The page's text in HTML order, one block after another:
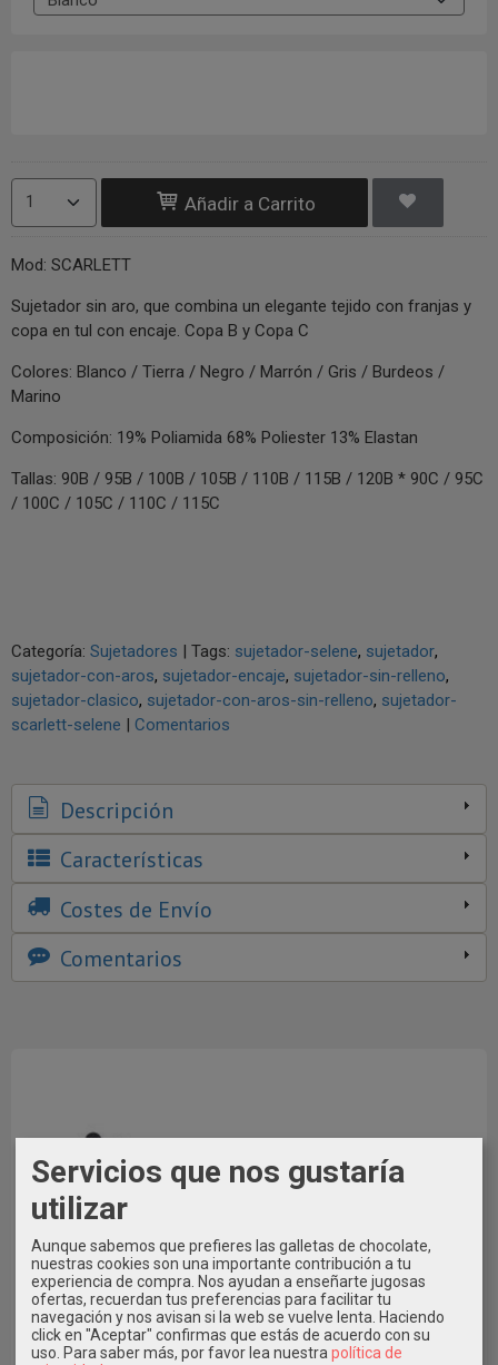
También puedes pagar con Bizum al Tfno. 609546971
indicando en Concepto el Nº de Pedido * Elige la Opción de
Añadir a Carrito
Mod: SCARLETT
Sujetador sin aro, que combina un elegante tejido con franjas y
copa en tul con encaje. Copa B y Copa C
Colores: Blanco / Tierra / Negro / Marrón / Gris / Burdeos /
Marino
Composición: 19% Poliamida 68% Poliester 13% Elastan
Tallas: 90B / 95B / 100B / 105B / 110B / 115B / 120B * 90C / 95C
/ 100C / 105C / 110C / 115C
Categoría: Sujetadores Tags: sujetador-selene sujetador
sujetador-con-aros sujetador-encaje sujetador-sin-relleno
sujetador-clasico sujetador-con-aros-sin-relleno sujetador-
scarlett-selene
Comentarios
Descripción
Características
Costes de Envío
Comentarios
Servicios que nos gustaría
utilizar
Aunque sabemos que prefieres las galletas de chocolate,
nuestras cookies son una importante contribución a tu
experiencia de compra. Nos ayudan a enseñarte jugosas
ofertas, recuerdan tus preferencias para facilitar tu
navegación y nos avisan si la web se vuelve lenta. Haciendo
click en "Aceptar" confirmas que estás de acuerdo con su
uso. Para saber más, por favor lea nuestra política de